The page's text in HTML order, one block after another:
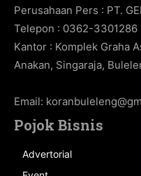
Perusahaan Pers : PT.
Telepon : 0362-3301286
Kantor : Komplek Graha
Anakan, Singaraja,
Email:
Pojok Bisnis
Advertorial